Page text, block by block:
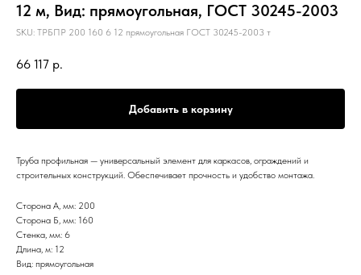
12 м, Вид: прямоугольная, ГОСТ 30245-2003
SKU: ТРБПР 200 160 6 12 прямоугольная ГОСТ 30245-2003 т
66 117 р.
Добавить в корзину
Труба профильная — универсальный элемент для каркасов, ограждений и
строительных конструкций. Обеспечивает прочность и удобство монтажа.
Сторона А, мм: 200
Сторона Б, мм: 160
Стенка, мм: 6
Длина, м: 12
Вид: прямоугольная